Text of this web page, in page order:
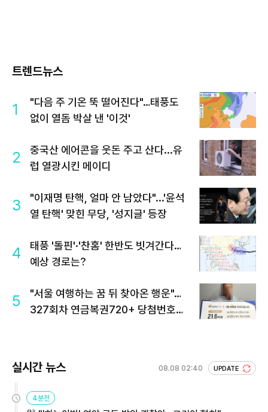
트렌드뉴스
1
"다음 주 기온 뚝 떨어진다"…태풍도
없이 열돔 박살 낸 '이것'
2
중국산 에어콘을 웃돈 주고 산다...유
럽 열광시킨 메이디
3
"이재명 탄핵, 얼마 안 남았다"...'윤석
열 탄핵' 맞힌 무당, '성지글' 등장
4
태풍 '돌핀'·'찬홈' 한반도 빗겨간다…
예상 경로는?
5
"서울 여행하는 꿈 뒤 찾아온 행운"…
327회차 연금복권720+ 당첨번호조
실시간 뉴스 08.08 02:40 UPDATE
4분전